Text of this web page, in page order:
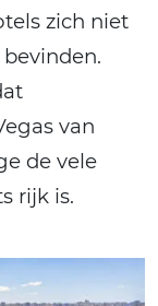
zich niet
bevinden.
van
de vele
rijk is.